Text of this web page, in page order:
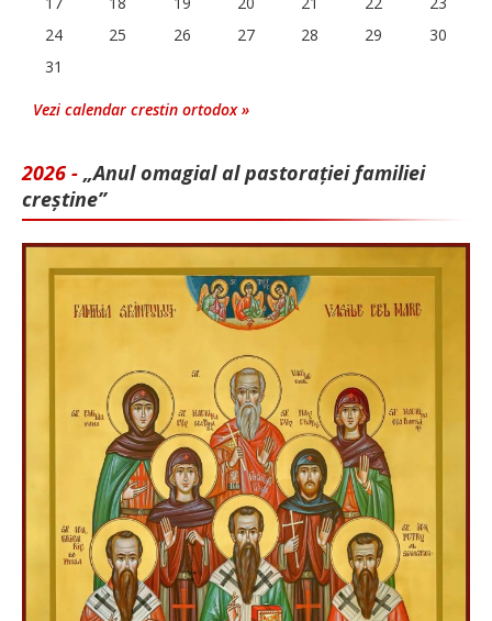
24
25 26 27 28 29
30
31
Vezi calendar crestin ortodox »
2026 - „Anul omagial al pastorației familiei
creștine”